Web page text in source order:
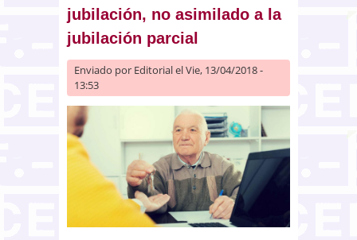
jubilación, no asimilado a la
jubilación parcial
Enviado por Editorialel Vie, 13/04/2018 -
13:53